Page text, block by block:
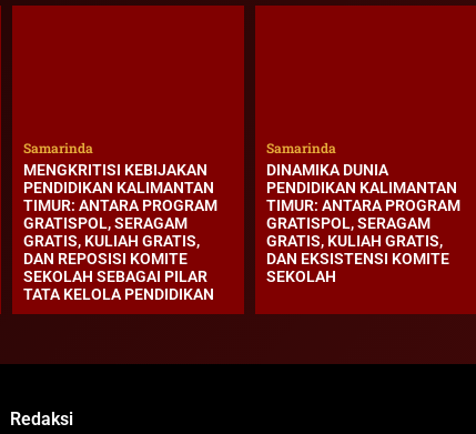
Samarinda
MENGKRITISI KEBIJAKAN
PENDIDIKAN KALIMANTAN
TIMUR: ANTARA PROGRAM
GRATISPOL, SERAGAM
GRATIS, KULIAH GRATIS,
DAN REPOSISI KOMITE
SEKOLAH SEBAGAI PILAR
TATA KELOLA PENDIDIKAN
Samarinda
DINAMIKA DUNIA
PENDIDIKAN KALIMANTAN
TIMUR: ANTARA PROGRAM
GRATISPOL, SERAGAM
GRATIS, KULIAH GRATIS,
DAN EKSISTENSI KOMITE
SEKOLAH
Redaksi